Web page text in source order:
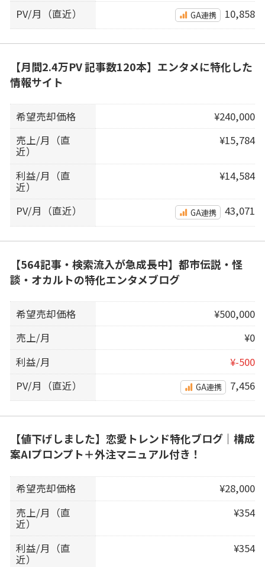
PV/月（直近）
GA連携 10,858
【月間2.4万PV 記事数120本】エンタメに特化した
情報サイト
希望売却価格
¥240,000
売上/月（直
近）
¥15,784
利益/月（直
近）
¥14,584
PV/月（直近） GA連携 43,071
【564記事・検索流入が急成長中】都市伝説・怪
談・オカルトの特化エンタメブログ
希望売却価格
¥500,000
売上/月
¥0
利益/月
¥-500
PV/月（直近）
GA連携 7,456
【値下げしました】恋愛トレンド特化ブログ｜構成
案AIプロンプト＋外注マニュアル付き！
希望売却価格
¥28,000
売上/月（直
近）
¥354
利益/月（直
近）
¥354